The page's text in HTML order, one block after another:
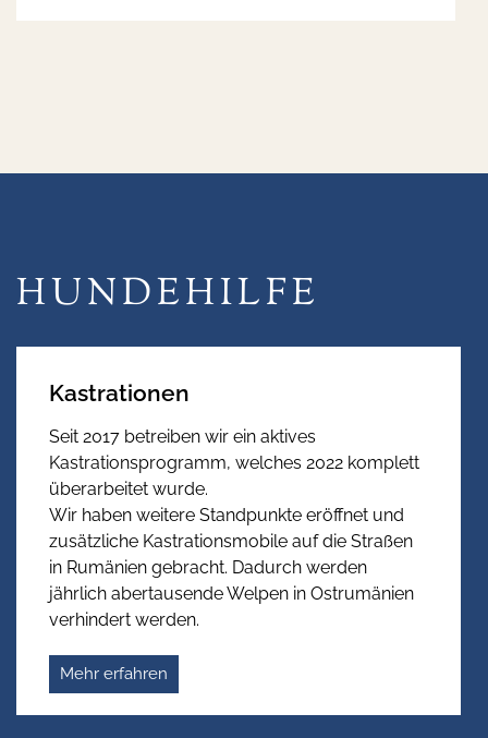
HUNDE­HILFE
Kastrationen
Seit 2017 betreiben wir ein aktives
Kastrationsprogramm, welches 2022 komplett
überarbeitet wurde.
Wir haben weitere Standpunkte eröffnet und
zusätzliche Kastrationsmobile auf die Straßen
in Rumänien gebracht. Dadurch werden
jährlich abertausende Welpen in Ostrumänien
verhindert werden.
Mehr erfahren